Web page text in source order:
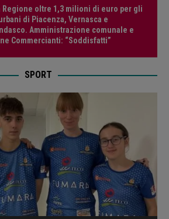
Regione oltre 1,3 milioni di euro per gli
di Piacenza, Vernasca e
Amministrazione comunale e
Commercianti: “Soddisfatti”
SPORT